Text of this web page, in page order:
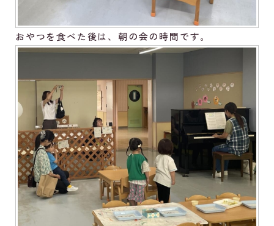
おやつを食べた後は、朝の会の時間です。